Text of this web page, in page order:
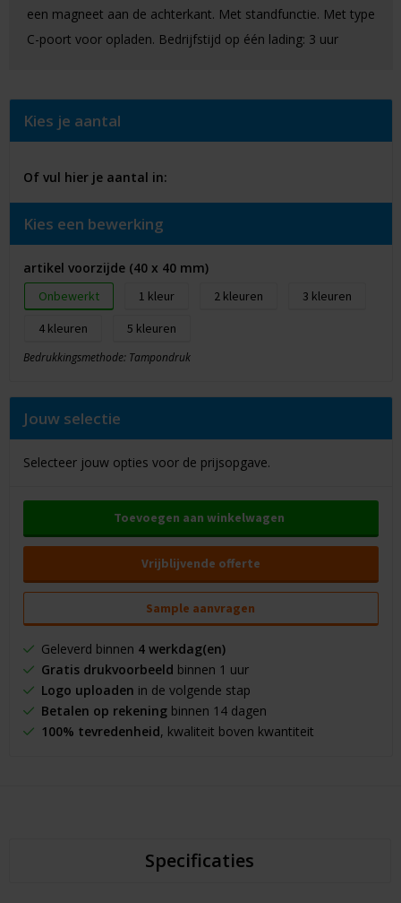
een magneet aan de achterkant. Met standfunctie. Met type
C-poort voor opladen. Bedrijfstijd op één lading: 3 uur
Kies je aantal
Of vul hier je aantal in:
Kies een bewerking
artikel voorzijde (40 x 40 mm)
Onbewerkt 1 2
3
4
5
Bedrukkingsmethode: Tampondruk
Jouw selectie
Selecteer jouw opties voor de prijsopgave.
Toevoegen aan winkelwagen
Vrijblijvende offerte
Sample aanvragen
Geleverd binnen 4 werkdag(en)
Gratis drukvoorbeeld binnen 1 uur
Logo uploaden in de volgende stap
Betalen op rekeningbinnen 14 dagen
100% tevredenheid, kwaliteit boven kwantiteit
Specificaties